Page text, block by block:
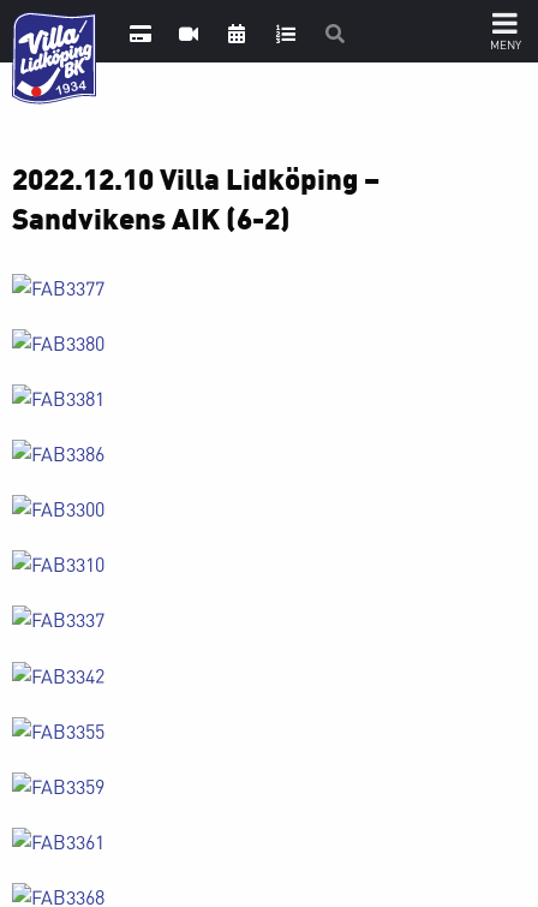
2022.12.10 Villa Lidköping –
Sandvikens AIK (6-2)